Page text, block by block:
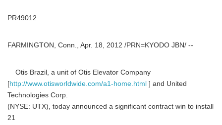
PR49012
FARMINGTON, Conn., Apr. 18, 2012 /PRN=KYODO JBN/ --
Otis Brazil, a unit of Otis Elevator Company
[http://www.otisworldwide.com/a1-home.html ] and United
Technologies Corp.
(NYSE: UTX), today announced a significant contract win to install
21